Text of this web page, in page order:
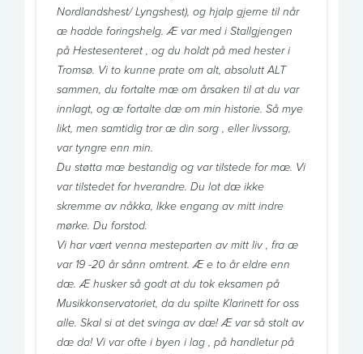
Nordlandshest/ Lyngshest), og hjalp gjerne til når
æ hadde foringshelg. Æ var med i Stallgjengen
på Hestesenteret , og du holdt på med hester i
Tromsø. Vi to kunne prate om alt, absolutt ALT
sammen, du fortalte mæ om årsaken til at du var
innlagt, og æ fortalte dæ om min historie. Så mye
likt, men samtidig tror æ din sorg , eller livssorg,
var tyngre enn min.
Du støtta mæ bestandig og var tilstede for mæ. Vi
var tilstedet for hverandre. Du lot dæ ikke
skremme av nåkka, Ikke engang av mitt indre
mørke. Du forstod.
Vi har vært venna mesteparten av mitt liv , fra æ
var 19 -20 år sånn omtrent. Æ e to år eldre enn
dæ. Æ husker så godt at du tok eksamen på
Musikkonservatoriet, da du spilte Klarinett for oss
alle. Skal si at det svinga av dæ! Æ var så stolt av
dæ da! Vi var ofte i byen i lag , på handletur på